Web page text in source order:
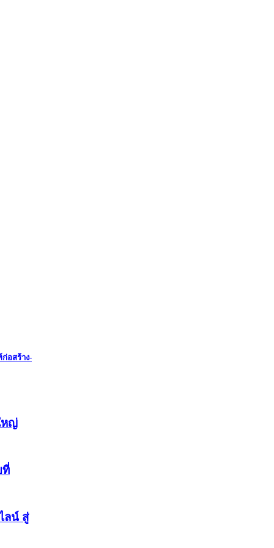
อสร้าง-
หญ่
ที่
ลน์ สู่